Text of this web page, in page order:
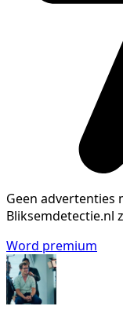
Geen advertenties
Bliksemdetectie.nl
Word premium